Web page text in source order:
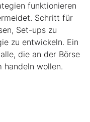
funktionieren
Schritt für
Set-ups zu
zu entwickeln. Ein
die an der Börse
handeln wollen.